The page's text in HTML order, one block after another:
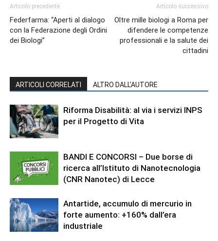
Articolo precedente
Federfarma: “Aperti al dialogo
con la Federazione degli Ordini
dei Biologi”
Articolo successivo
Oltre mille biologi a Roma per
difendere le competenze
professionali e la salute dei
cittadini
ARTICOLI CORRELATI ALTRO DALL'AUTORE
Riforma Disabilità: al via i servizi INPS
per il Progetto di Vita
BANDI E CONCORSI – Due borse di
ricerca all’Istituto di Nanotecnologia
(CNR Nanotec) di Lecce
Antartide, accumulo di mercurio in
forte aumento: +160% dall’era
industriale